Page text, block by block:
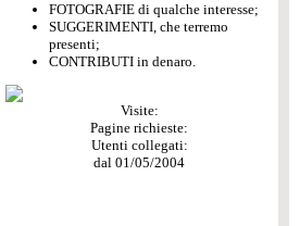
FOTOGRAFIE di qualche interesse;
SUGGERIMENTI, che terremo
presenti;
CONTRIBUTI in denaro.
Visite:
Pagine richieste:
Utenti collegati:
dal 01/05/2004